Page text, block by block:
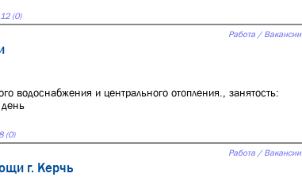
(0)
Работа / Вакансии
водоснабжения и центрального отопления., занятость:
(0)
Работа / Вакансии
г. Керчь